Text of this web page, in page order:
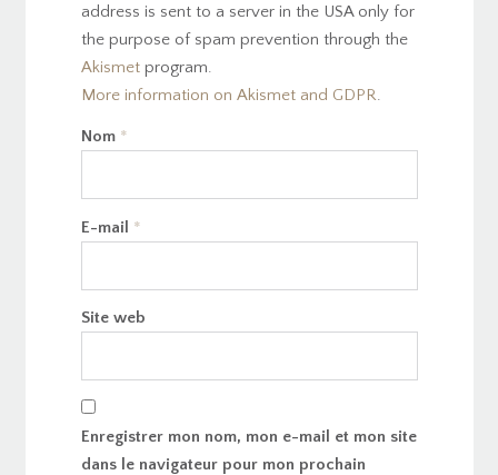
address is sent to a server in the USA only for
the purpose of spam prevention through the
Akismetprogram.
More information on Akismet and GDPR.
Nom *
E-mail *
Site web
Enregistrer mon nom, mon e-mail et mon site
dans le navigateur pour mon prochain